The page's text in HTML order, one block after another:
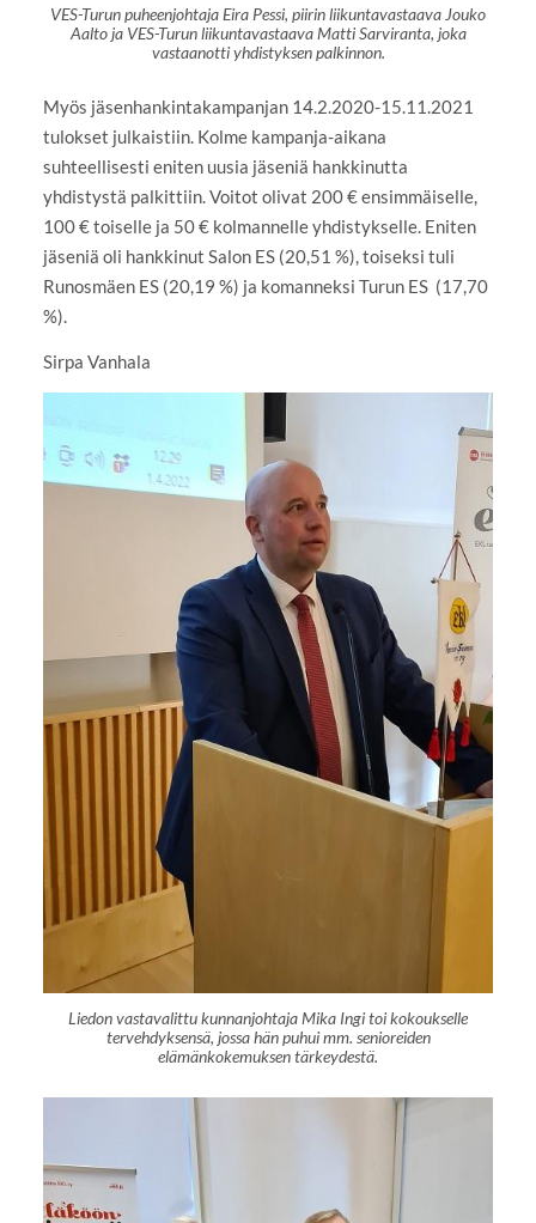
VES-Turun puheenjohtaja Eira Pessi, piirin liikuntavastaava Jouko
Aalto ja VES-Turun liikuntavastaava Matti Sarviranta, joka
vastaanotti yhdistyksen palkinnon.
Myös jäsenhankintakampanjan 14.2.2020-15.11.2021
tulokset julkaistiin. Kolme kampanja-aikana
suhteellisesti eniten uusia jäseniä hankkinutta
yhdistystä palkittiin. Voitot olivat 200 € ensimmäiselle,
100 € toiselle ja 50 € kolmannelle yhdistykselle. Eniten
jäseniä oli hankkinut Salon ES (20,51 %), toiseksi tuli
Runosmäen ES (20,19 %) ja komanneksi Turun ES (17,70
%).
Sirpa Vanhala
Liedon vastavalittu kunnanjohtaja Mika Ingi toi kokoukselle
tervehdyksensä, jossa hän puhui mm. senioreiden
elämänkokemuksen tärkeydestä.